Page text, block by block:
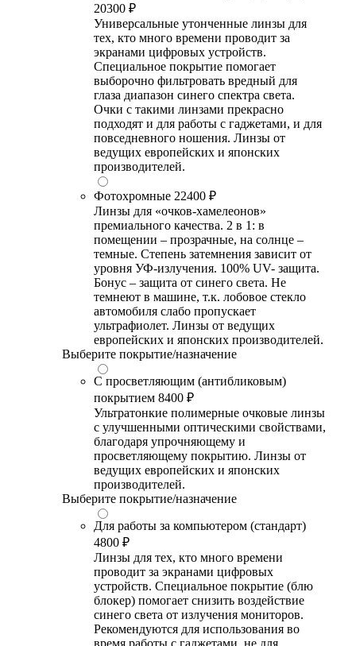
20300 ₽
Универсальные утонченные линзы для
тех, кто много времени проводит за
экранами цифровых устройств.
Специальное покрытие помогает
выборочно фильтровать вредный для
глаза диапазон синего спектра света.
Очки с такими линзами прекрасно
подходят и для работы с гаджетами, и для
повседневного ношения. Линзы от
ведущих европейских и японских
производителей.
Фотохромные 22400 ₽
Линзы для «очков-хамелеонов»
премиального качества. 2 в 1: в
помещении – прозрачные, на солнце –
темные. Степень затемнения зависит от
уровня УФ-излучения. 100% UV- защита.
Бонус – защита от синего света. Не
темнеют в машине, т.к. лобовое стекло
автомобиля слабо пропускает
ультрафиолет. Линзы от ведущих
европейских и японских производителей.
Выберите покрытие/назначение
С просветляющим (антибликовым)
покрытием 8400 ₽
Ультратонкие полимерные очковые линзы
с улучшенными оптическими свойствами,
благодаря упрочняющему и
просветляющему покрытию. Линзы от
ведущих европейских и японских
производителей.
Выберите покрытие/назначение
Для работы за компьютером (стандарт)
4800 ₽
Линзы для тех, кто много времени
проводит за экранами цифровых
устройств. Специальное покрытие (блю
блокер) помогает снизить воздействие
синего света от излучения мониторов.
Рекомендуются для использования во
время работы с гаджетами, не для